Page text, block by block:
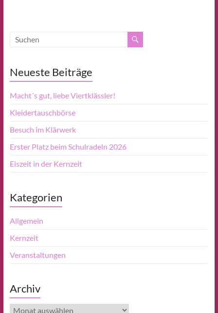
Neueste Beiträge
Macht´s gut, liebe Viertklässler!
Kleidertauschbörse
Besuch im Klärwerk
Erster Platz beim Schulradeln 2026
Eiszeit in der Kernzeit
Kategorien
Allgemein
Kernzeit
Veranstaltungen
Archiv
Archiv